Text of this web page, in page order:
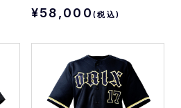
¥58,000(税込)